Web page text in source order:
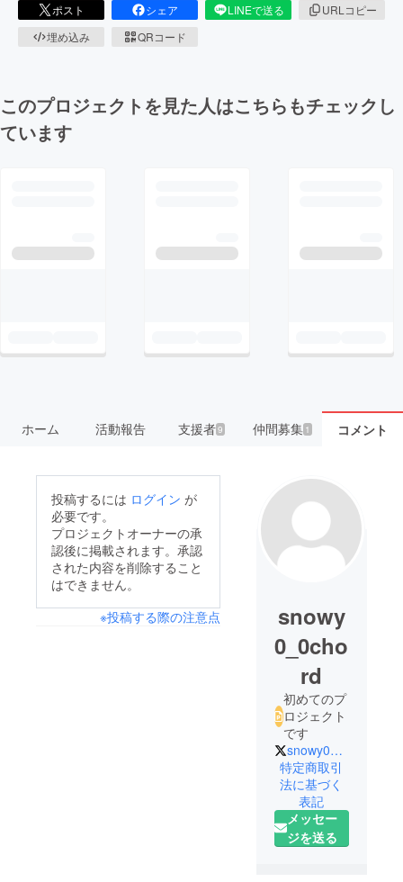
ポスト シェア LINEで送る
URLコピー
埋め込み
QRコード
このプロジェクトを見た人はこちらもチェックし
ています
ホーム 活動報告 支援者9 仲間募集 1 コメント
投稿するには ログイン が
必要です。
プロジェクトオーナーの承
認後に掲載されます。承認
された内容を削除すること
はできません。
※投稿する際の注意点
snowy
0_0cho
rd
初めてのプ
ロジェクト
です
snowy0_0chord
特定商取引
法に基づく
表記
メッセー
ジを送る